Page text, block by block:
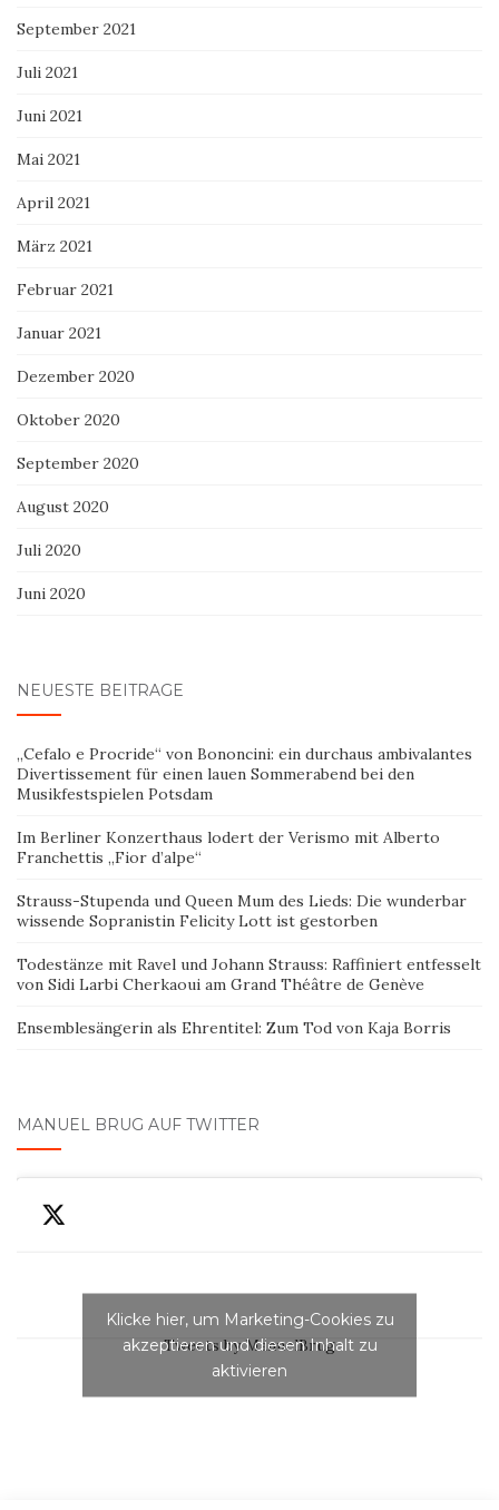
September 2021
Juli 2021
Juni 2021
Mai 2021
April 2021
März 2021
Februar 2021
Januar 2021
Dezember 2020
Oktober 2020
September 2020
August 2020
Juli 2020
Juni 2020
NEUESTE BEITRÄGE
„Cefalo e Procride“ von Bononcini: ein durchaus ambivalantes
Divertissement für einen lauen Sommerabend bei den
Musikfestspielen Potsdam
Im Berliner Konzerthaus lodert der Verismo mit Alberto
Franchettis „Fior d’alpe“
Strauss-Stupenda und Queen Mum des Lieds: Die wunderbar
wissende Sopranistin Felicity Lott ist gestorben
Todestänze mit Ravel und Johann Strauss: Raffiniert entfesselt
von Sidi Larbi Cherkaoui am Grand Théâtre de Genève
Ensemblesängerin als Ehrentitel: Zum Tod von Kaja Borris
MANUEL BRUG AUF TWITTER
Tweets by ManuelBrug
Klicke hier, um Marketing-Cookies zu
akzeptieren und diesen Inhalt zu
aktivieren